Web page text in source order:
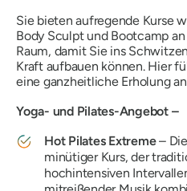
Sie bieten aufregende Kurse
Body Sculpt und Bootcamp
Raum, damit Sie ins
Kraft aufbauen können. Hier
eine ganzheitliche Erholung
Yoga- und Pilates-Angebot –
Hot Pilates Extreme–
minütiger Kurs, der
hochintensiven